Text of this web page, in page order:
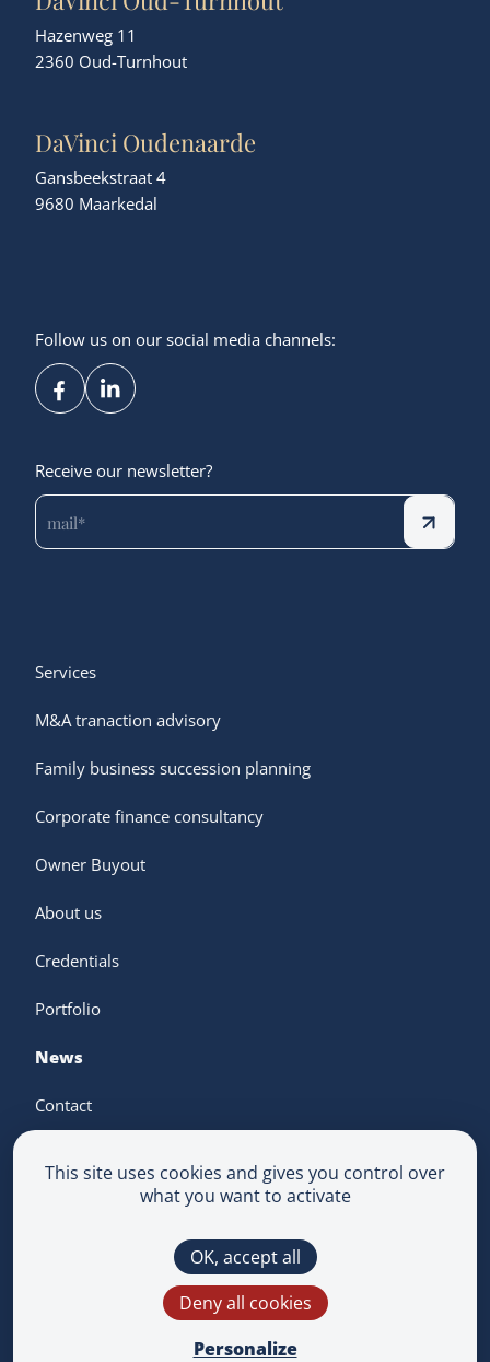
Hazenweg 11
2360 Oud-Turnhout
DaVinci Oudenaarde
Gansbeekstraat 4
9680 Maarkedal
Follow us on our social media channels:
Receive our newsletter?
Services
M&A tranaction advisory
Family business succession planning
Corporate finance consultancy
Owner Buyout
About us
Credentials
Portfolio
News
Contact
Privacy Policy
Multimedium
This site is protected by reCAPTCHA and the
Privacy PolicyandTerms of Service
This site uses cookies and gives you control over
what you want to activate
OK, accept all
Deny all cookies
Personalize